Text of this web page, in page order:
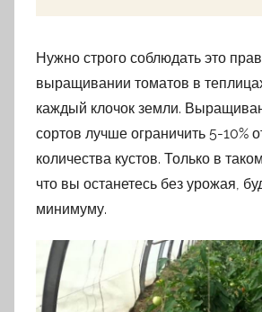
Нужно строго соблюдать это
выращивании томатов в
каждый клочок земли.
сортов лучше ограничить 5-10%
количества кустов. Только в
что вы останетесь без урожая,
минимуму.